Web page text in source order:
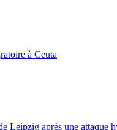
à Ceuta
Leipzig après une attaque